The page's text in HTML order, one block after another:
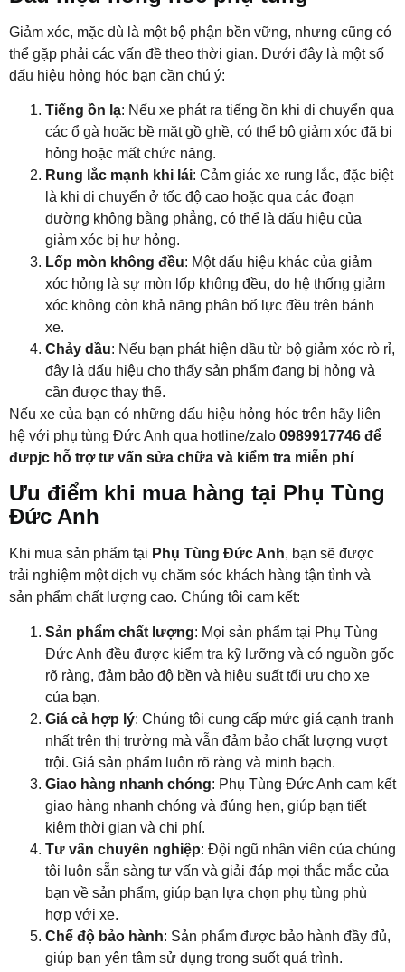
Giảm xóc, mặc dù là một bộ phận bền vững, nhưng cũng có
thể gặp phải các vấn đề theo thời gian. Dưới đây là một số
dấu hiệu hỏng hóc bạn cần chú ý:
Tiếng ồn lạ: Nếu xe phát ra tiếng ồn khi di chuyển qua
các ổ gà hoặc bề mặt gồ ghề, có thể bộ giảm xóc đã bị
hỏng hoặc mất chức năng.
Rung lắc mạnh khi lái: Cảm giác xe rung lắc, đặc biệt
là khi di chuyển ở tốc độ cao hoặc qua các đoạn
đường không bằng phẳng, có thể là dấu hiệu của
giảm xóc bị hư hỏng.
Lốp mòn không đều: Một dấu hiệu khác của giảm
xóc hỏng là sự mòn lốp không đều, do hệ thống giảm
xóc không còn khả năng phân bổ lực đều trên bánh
xe.
Chảy dầu: Nếu bạn phát hiện dầu từ bộ giảm xóc rò rỉ,
đây là dấu hiệu cho thấy sản phẩm đang bị hỏng và
cần được thay thế.
Nếu xe của bạn có những dấu hiệu hỏng hóc trên hãy liên
hệ với phụ tùng Đức Anh qua hotline/zalo 0989917746 để
đưpjc hỗ trợ tư vấn sửa chữa và kiểm tra miễn phí
Ưu điểm khi mua hàng tại Phụ Tùng
Đức Anh
Khi mua sản phẩm tại Phụ Tùng Đức Anh, bạn sẽ được
trải nghiệm một dịch vụ chăm sóc khách hàng tận tình và
sản phẩm chất lượng cao. Chúng tôi cam kết:
Sản phẩm chất lượng: Mọi sản phẩm tại Phụ Tùng
Đức Anh đều được kiểm tra kỹ lưỡng và có nguồn gốc
rõ ràng, đảm bảo độ bền và hiệu suất tối ưu cho xe
của bạn.
Giá cả hợp lý: Chúng tôi cung cấp mức giá cạnh tranh
nhất trên thị trường mà vẫn đảm bảo chất lượng vượt
trội. Giá sản phẩm luôn rõ ràng và minh bạch.
Giao hàng nhanh chóng: Phụ Tùng Đức Anh cam kết
giao hàng nhanh chóng và đúng hẹn, giúp bạn tiết
kiệm thời gian và chi phí.
Tư vấn chuyên nghiệp: Đội ngũ nhân viên của chúng
tôi luôn sẵn sàng tư vấn và giải đáp mọi thắc mắc của
bạn về sản phẩm, giúp bạn lựa chọn phụ tùng phù
hợp với xe.
Chế độ bảo hành: Sản phẩm được bảo hành đầy đủ,
giúp bạn yên tâm sử dụng trong suốt quá trình.